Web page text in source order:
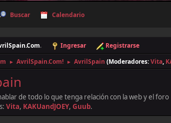
Buscar Calendario
. Ingresar Registrarse
► AvrilSpain.Com! ► AvrilSpain (Moderadores:Vita,
de todo lo que tenga relación con la web y el foro
Vita, KAKUandJOEY, Guub.